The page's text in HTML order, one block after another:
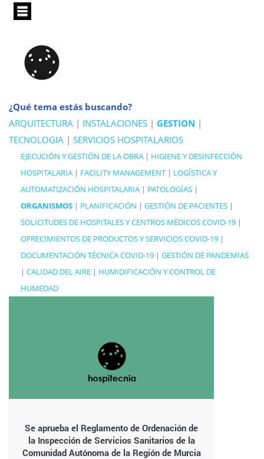
Pasar
principal
¿Qué tema estás buscando?
ARQUITECTURA | INSTALACIONES | GESTION |
TECNOLOGIA | SERVICIOS HOSPITALARIOS
EJECUCIÓN Y GESTIÓN DE LA OBRA | HIGIENE Y DESINFECCIÓN
HOSPITALARIA | FACILITY MANAGEMENT | LOGÍSTICA Y
AUTOMATIZACIÓN HOSPITALARIA | PATOLOGÍAS |
ORGANISMOS | PLANIFICACIÓN | GESTIÓN DE PACIENTES |
SOLICITUDES DE HOSPITALES Y CENTROS MÉDICOS COVID-19 |
OFRECIMIENTOS DE PRODUCTOS Y SERVICIOS COVID-19 |
DOCUMENTACIÓN TÉCNICA COVID-19 | GESTIÓN DE PANDEMIAS
| CALIDAD DEL AIRE | HUMIDIFICACIÓN Y CONTROL DE
HUMEDAD
Se aprueba el Reglamento de Ordenación de
la Inspección de Servicios Sanitarios de la
Comunidad Autónoma de la Región de Murcia